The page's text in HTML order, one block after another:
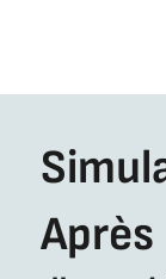
Après